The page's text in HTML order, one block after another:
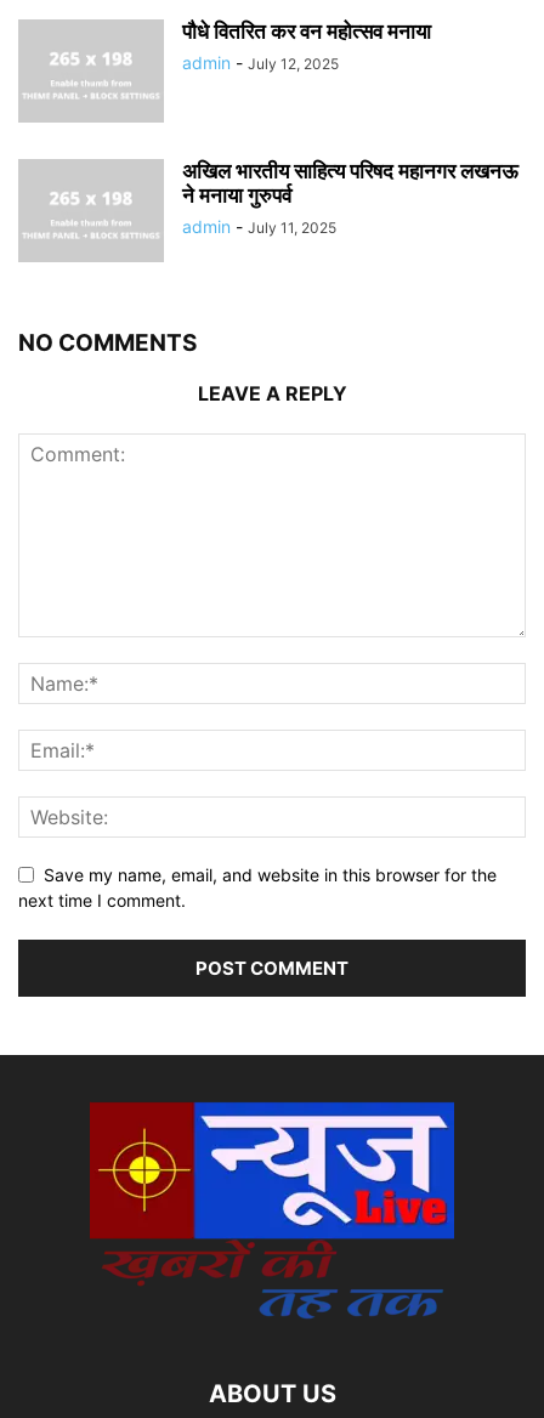
पौधे वितरित कर वन महोत्सव मनाया
admin - July 12, 2025
अखिल भारतीय साहित्य परिषद महानगर लखनऊ
ने मनाया गुरुपर्व
admin - July 11, 2025
NO COMMENTS
LEAVE A REPLY
Save my name, email, and website in this browser for the
next time I comment.
ABOUT US